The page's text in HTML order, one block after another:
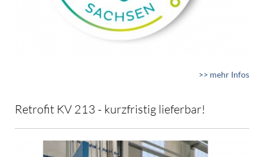
>> mehr Infos
Retrofit KV 213 - kurzfristig lieferbar!